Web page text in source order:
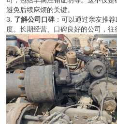
避免后续麻烦的关键。
3. 了解公司口碑 ：可以通过亲友推
度。长期经营、口碑良好的公司，往